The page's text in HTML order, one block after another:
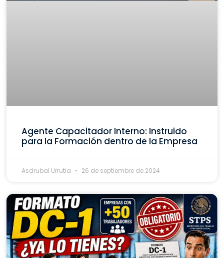
Agente Capacitador Interno: Instruido
para la Formación dentro de la Empresa
Asdrubal Urrutia 26 de septiembre de 2024